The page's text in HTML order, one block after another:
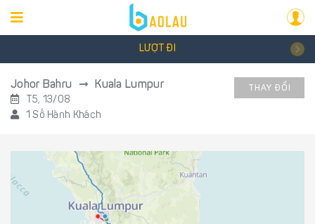
LƯỢT ĐI
Johor Bahru Kuala Lumpur
T5, 13/08
1 Số Hành Khách
THAY ĐỔI